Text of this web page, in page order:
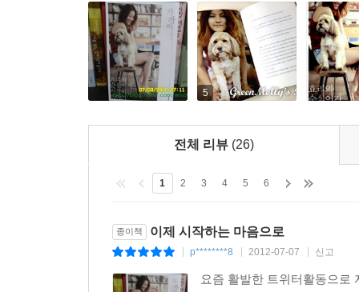
5
전체 리뷰 (26)
1 2 3 4 5 6
종이책 이제 시작하는 마음으로
p********8 2012-07-07 신고
요즘 활발한 트위터활동으로